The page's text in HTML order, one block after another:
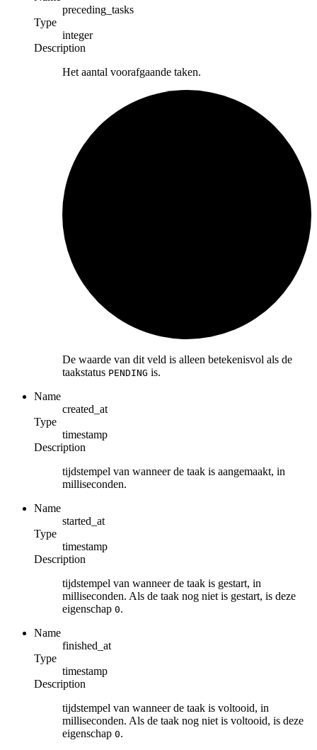
preceding_tasks
Type
integer
Description
Het aantal voorafgaande taken.
De waarde van dit veld is alleen betekenisvol als de
taakstatus PENDING is.
Name
created_at
Type
timestamp
Description
tijdstempel van wanneer de taak is aangemaakt, in
milliseconden.
Name
started_at
Type
timestamp
Description
tijdstempel van wanneer de taak is gestart, in
milliseconden. Als de taak nog niet is gestart, is deze
eigenschap 0.
Name
finished_at
Type
timestamp
Description
tijdstempel van wanneer de taak is voltooid, in
milliseconden. Als de taak nog niet is voltooid, is deze
eigenschap 0.